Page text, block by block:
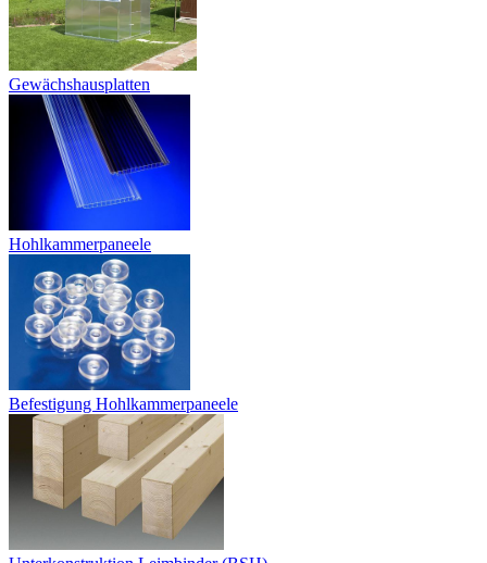
Gewächshausplatten
Hohlkammerpaneele
Befestigung Hohlkammerpaneele